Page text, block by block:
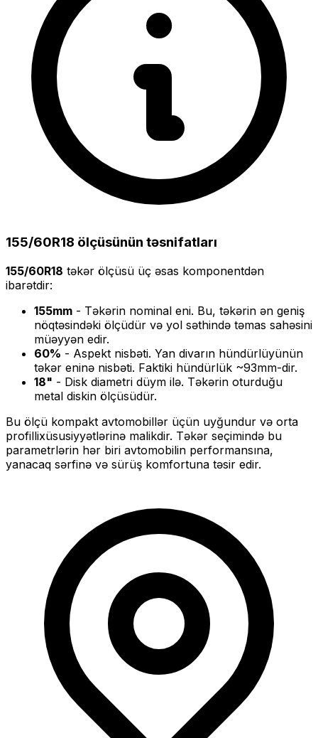
155/60R18 ölçüsünün təsnifatları
155/60R18 təkər ölçüsü üç əsas komponentdən
ibarətdir:
155mm - Təkərin nominal eni. Bu, təkərin ən geniş
nöqtəsindəki ölçüdür və yol səthində təmas sahəsini
müəyyən edir.
60% - Aspekt nisbəti. Yan divarın hündürlüyünün
təkər eninə nisbəti. Faktiki hündürlük ~93mm-dir.
18" - Disk diametri düym ilə. Təkərin oturduğu
metal diskin ölçüsüdür.
Bu ölçü kompakt avtomobillər üçün uyğundur və orta
profillixüsusiyyətlərinə malikdir. Təkər seçimində bu
parametrlərin hər biri avtomobilin performansına,
yanacaq sərfinə və sürüş komfortuna təsir edir.